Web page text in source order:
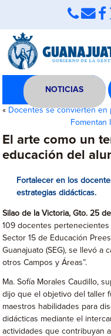
NOTICIAS
« Docentes se convierten
Fomentan
El arte como un
educación del
Fortalecer en los
estrategias didácticas.
Silao de la Victoria, Gto. 25
109 docentes
Sector 15 de Educación
Guanajuato (SEG), se llevó a
otros Campos y Áreas”.
Ma. Sofía Morales Caudillo,
dijo que el objetivo del taller
maestros habilidades para
didácticas mediante el
actividades que contribuyan